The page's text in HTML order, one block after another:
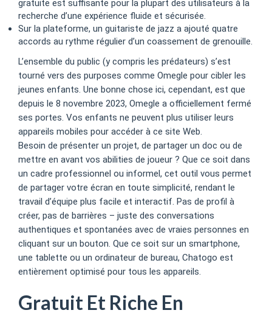
gratuite est suffisante pour la plupart des utilisateurs à la
recherche d’une expérience fluide et sécurisée.
Sur la plateforme, un guitariste de jazz a ajouté quatre
accords au rythme régulier d’un coassement de grenouille.
L’ensemble du public (y compris les prédateurs) s’est
tourné vers des purposes comme Omegle pour cibler les
jeunes enfants. Une bonne chose ici, cependant, est que
depuis le 8 novembre 2023, Omegle a officiellement fermé
ses portes. Vos enfants ne peuvent plus utiliser leurs
appareils mobiles pour accéder à ce site Web.
Besoin de présenter un projet, de partager un doc ou de
mettre en avant vos abilities de joueur ? Que ce soit dans
un cadre professionnel ou informel, cet outil vous permet
de partager votre écran en toute simplicité, rendant le
travail d’équipe plus facile et interactif. Pas de profil à
créer, pas de barrières – juste des conversations
authentiques et spontanées avec de vraies personnes en
cliquant sur un bouton. Que ce soit sur un smartphone,
une tablette ou un ordinateur de bureau, Chatogo est
entièrement optimisé pour tous les appareils.
Gratuit Et Riche En